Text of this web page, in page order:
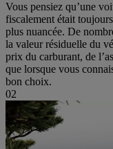
Vous pensiez qu’une
fiscalement était
plus nuancée. De
la valeur résiduelle du
prix du carburant, de
que lorsque vous
bon choix.
02